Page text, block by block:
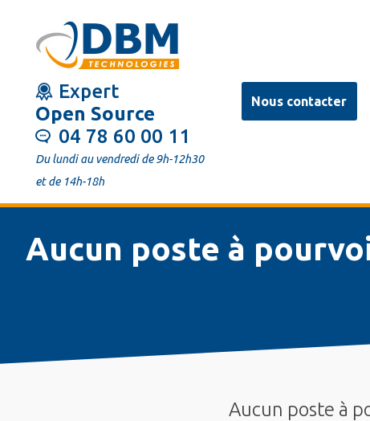
principal
Expert
Open Source
04 78 60 00 11
Du lundi au vendredi de 9h-12h30
et de 14h-18h
Nous contacter
Aucun poste à
Aucun poste à